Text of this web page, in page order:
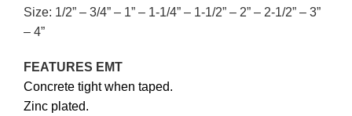
Size: 1/2” – 3/4” – 1” – 1-1/4” – 1-1/2” – 2” – 2-1/2” – 3”
– 4”
FEATURES EMT
Concrete tight when taped.
Zinc plated.